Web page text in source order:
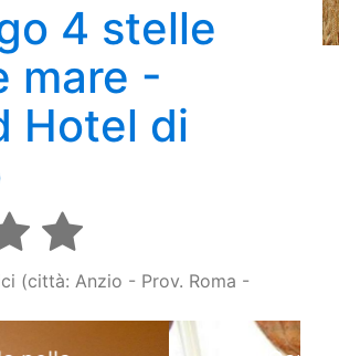
4 stelle
mare -
Hotel di
(città: Anzio - Prov. Roma -